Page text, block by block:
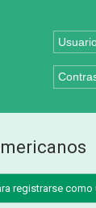
registrarse